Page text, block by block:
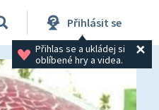
Přihlásit se
Přihlas se a ukládej si
oblíbené hry a videa.